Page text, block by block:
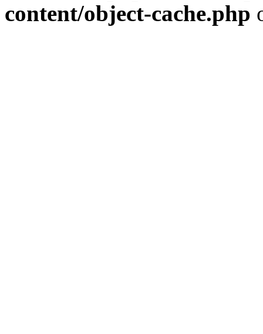
content/object-cache.php